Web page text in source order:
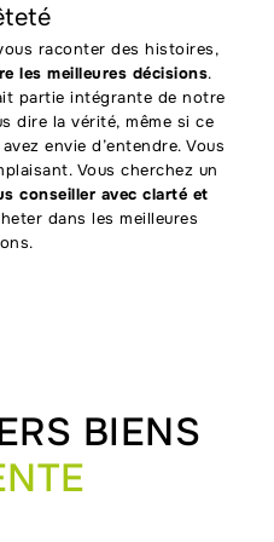
raconter des histoires,
les meilleures décisions.
partie intégrante de notre
dire la vérité, même si ce
envie d’entendre. Vous
Vous cherchez un
conseiller avec clarté et
dans les meilleures
BIENS